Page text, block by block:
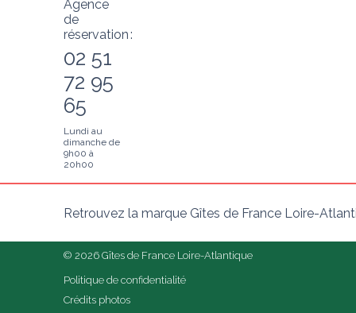
Agence
de
réservation :
02 51
72 95
65
Lundi au
dimanche de
9h00 à
20h00
Retrouvez la marque Gîtes de France Loire-
© 2026 Gîtes de France Loire-Atlantique
Politique de confidentialité
Crédits photos